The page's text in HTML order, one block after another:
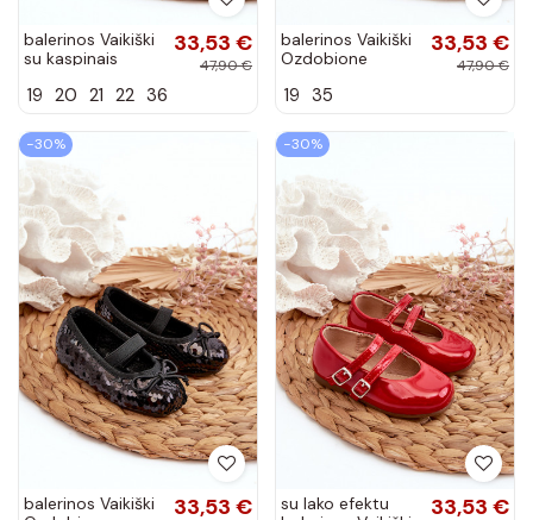
balerinos Vaikiški
su kaspinais
Jellema
33,53 €
47,90 €
19 20 21 22 36
balerinos Vaikiški
Ozdobione
spalvos Weries
33,53 €
47,90 €
19 35
−30%
balerinos Vaikiški
33,53 €
−30%
su lako efektu
33,53 €